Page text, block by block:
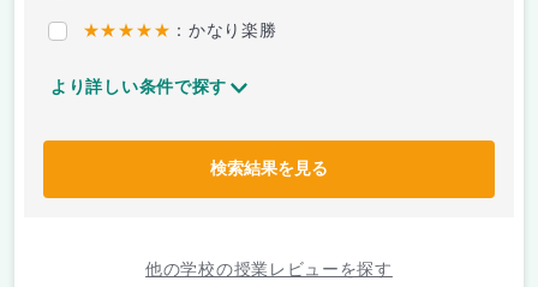
★★★★★ ：かなり楽勝
より詳しい条件で探す
検索結果を見る
他の学校の授業レビューを探す